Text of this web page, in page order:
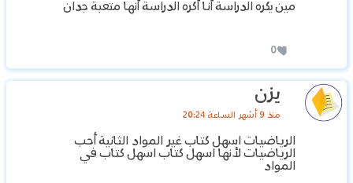
‏مين يكره الدراسة أنا أكره الدراسة أنها متعبة ‏جدان
0
يزن
منذ 9 أشهر الساعة 20:24
‏الرياضيات اسهل كتاب غير المواد الثانية أحب
الرياضيات لأنها اسهل كتاب ‏اسهل كتاب في
المواد